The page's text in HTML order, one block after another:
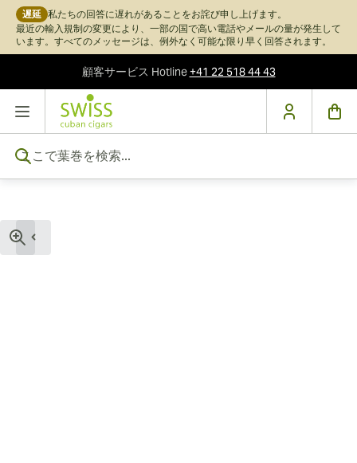
遅延 私たちの回答に遅れがあることをお詫び申し上げます。
最近の輸入規制の変更により、一部の国で高い電話やメールの量が発生して
います。すべてのメッセージは、例外なく可能な限り早く回答されます。
顧客サービス Hotline+41 22 518 44 43
コンテンツにスキップ